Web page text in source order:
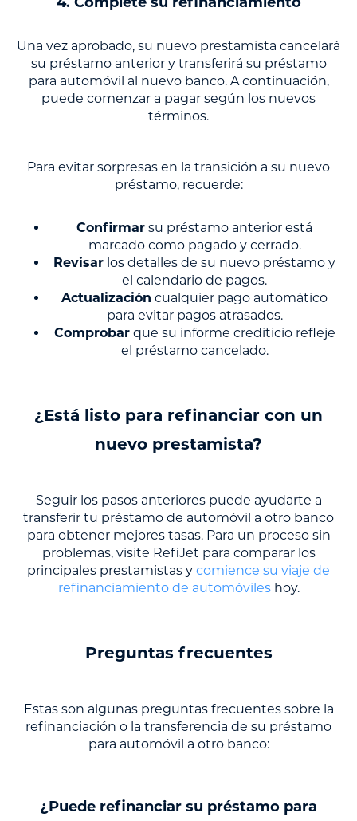
Una vez aprobado, su nuevo prestamista cancelará
su préstamo anterior y transferirá su préstamo
para automóvil al nuevo banco. A continuación,
puede comenzar a pagar según los nuevos
términos.
Para evitar sorpresas en la transición a su nuevo
préstamo, recuerde:
Confirmar su préstamo anterior está
marcado como pagado y cerrado.
Revisar los detalles de su nuevo préstamo y
el calendario de pagos.
Actualización cualquier pago automático
para evitar pagos atrasados.
Comprobarque su informe crediticio refleje
el préstamo cancelado.
¿Está listo para refinanciar con un
nuevo prestamista?
Seguir los pasos anteriores puede ayudarte a
transferir tu préstamo de automóvil a otro banco
para obtener mejores tasas. Para un proceso sin
problemas, visite RefiJet para comparar los
principales prestamistas y comience su viaje de
refinanciamiento de automóvileshoy.
Preguntas frecuentes
Estas son algunas preguntas frecuentes sobre la
refinanciación o la transferencia de su préstamo
para automóvil a otro banco:
¿Puede refinanciar su préstamo para